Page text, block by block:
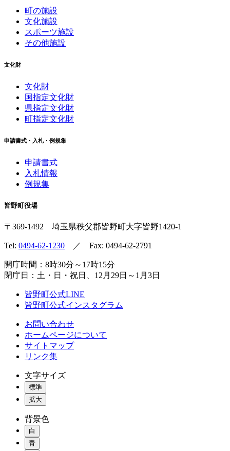
町の施設
文化施設
スポーツ施設
その他施設
文化財
文化財
国指定文化財
県指定文化財
町指定文化財
申請書式・入札・例規集
申請書式
入札情報
例規集
皆野町役場
〒369-1492 埼玉県秩父郡皆野町 大字皆野1420-1
Tel: 0494-62-1230 ／ Fax: 0494-62-2791
開庁時間：8時30分～17時15分
閉庁日：土・日・祝日、12月29日～1月3日
皆野町公式LINE
皆野町公式インスタグラム
お問い合わせ
ホームページについて
サイトマップ
リンク集
文字サイズ
標準
拡大
背景色
白
青